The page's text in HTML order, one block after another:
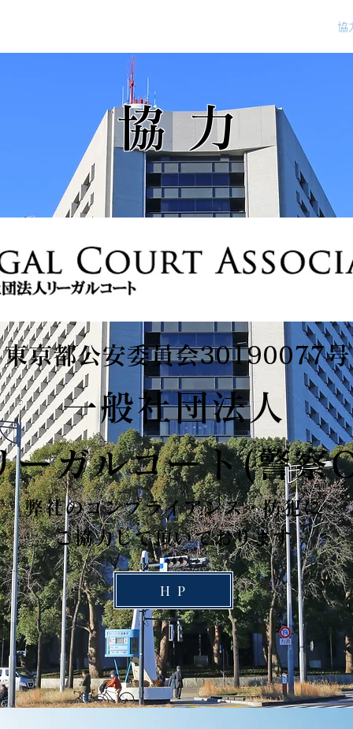
協
​協 力
東京都公安委員会30190077号
一般社団法人
ガルコート(警察
弊社のコンプライアンス・防犯に​
ご協力して頂いております
H P